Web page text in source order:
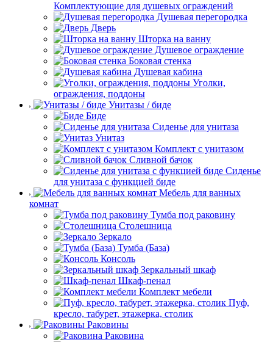
Комплектующие для душевых ограждений
Душевая перегородка
Дверь
Шторка на ванну
Душевое ограждение
Боковая стенка
Душевая кабина
Уголки,
ограждения, поддоны
Унитазы / биде
Биде
Сиденье для унитаза
Унитаз
Комплект с унитазом
Сливной бачок
Сиденье
для унитаза с функцией биде
Мебель для ванных
комнат
Тумба под раковину
Столешница
Зеркало
Тумба (База)
Консоль
Зеркальный шкаф
Шкаф-пенал
Комплект мебели
Пуф,
кресло, табурет, этажерка, столик
Раковины
Раковина